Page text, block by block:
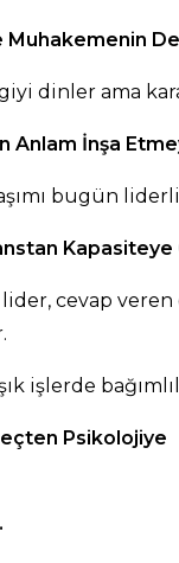
Muhakemenin
dinler ama
Anlam İnşa
bugün
Kapasiteye
lider, cevap veren
işlerde
Psikolojiye